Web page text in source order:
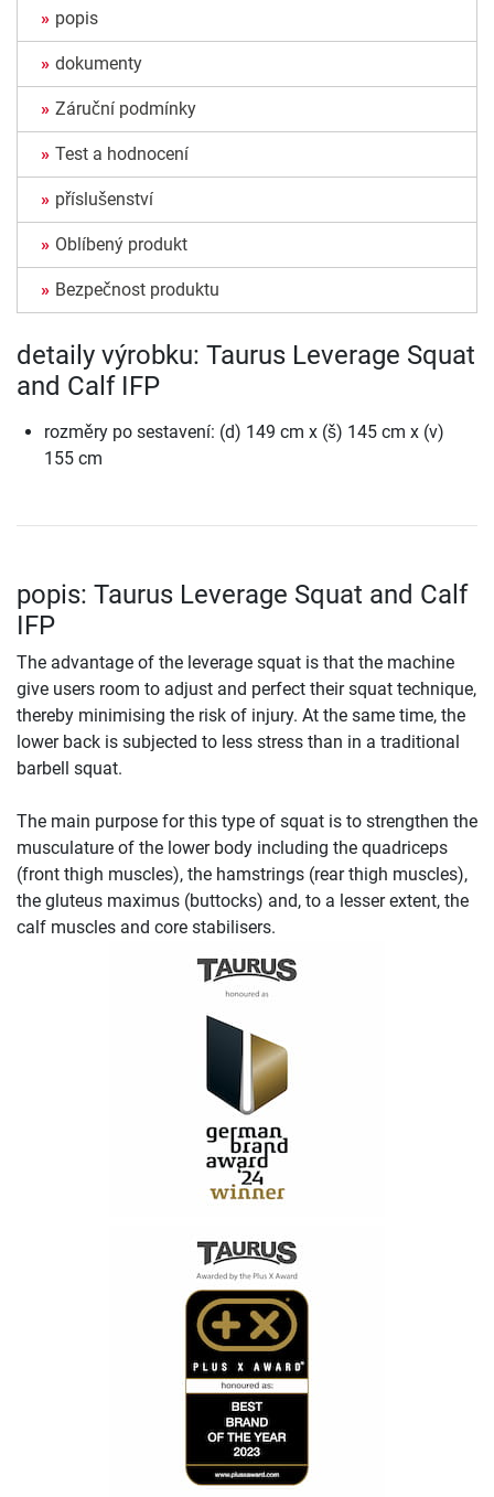
popis
dokumenty
Záruční podmínky
Test a hodnocení
příslušenství
Oblíbený produkt
Bezpečnost produktu
detaily výrobku: Taurus Leverage Squat
and Calf IFP
rozměry po sestavení: (d) 149 cm x (š) 145 cm x (v)
155 cm
popis: Taurus Leverage Squat and Calf
IFP
The advantage of the leverage squat is that the machine
give users room to adjust and perfect their squat technique,
thereby minimising the risk of injury. At the same time, the
lower back is subjected to less stress than in a traditional
barbell squat.
The main purpose for this type of squat is to strengthen the
musculature of the lower body including the quadriceps
(front thigh muscles), the hamstrings (rear thigh muscles),
the gluteus maximus (buttocks) and, to a lesser extent, the
calf muscles and core stabilisers.